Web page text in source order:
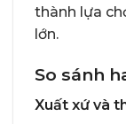
thành lựa
lớn.
So sánh
Xuất xứ và